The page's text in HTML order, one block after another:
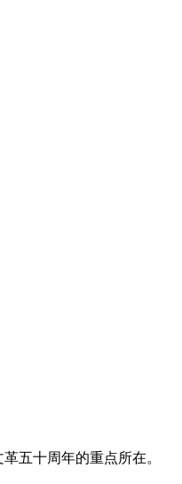
五十周年的重点所在。